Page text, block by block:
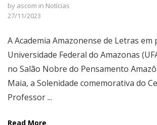
by ascom in Notícias
27/11/2023
A Academia Amazonense de Letras em
Universidade Federal do Amazonas
no Salão Nobre do Pensamento
Maia, a Solenidade comemorativa do
Professor ...
Read More